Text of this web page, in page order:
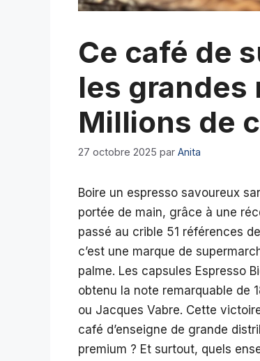
Ce café de
les grandes
Millions de
27 octobre 2025 par Anita
Boire un espresso savoureux
portée de main, grâce à une
passé au crible 51 références
c’est une marque de
palme. Les capsules Espresso
obtenu la note remarquable de
ou Jacques Vabre. Cette
café d’enseigne de grande
premium ? Et surtout, quels